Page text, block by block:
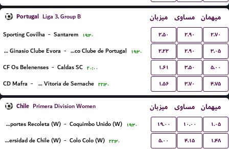
Portugal Liga 3, Group B میزبان مساوی میهمان
Sporting Covilha - Santarem ۱۹:۳۰ ۲.۵۰ ۲.۹۰ ۲.۷۰
Lusitano Ginasio Clube Evora - Atletico Clube de Portugal ۱۹:۳۰ ۲.۲۲ ۲.۹۰ ۳.۰۵
CF Os Belenenses - Caldas SC ۲۰:۰۰ ۱.۶۱ ۳.۵۰ ۵.۰۰
CD Mafra - GD Vitoria de Sernache ۲۲:۳۰ ۱.۵۶ ۳.۷۰ ۴.۷۵
Chile Primera Division Women میزبان مساوی میهمان
Deportes Recoleta (W) - Coquimbo Unido (W) ۱۹:۳۰ ۱۹.۰۰ ۱۰.۰۰ ۱.۰۵
Universidad de Chile (W) - Colo Colo (W) ۲۲:۳۰ ۵.۰۰ ۴.۱۵ ۱.۴۸